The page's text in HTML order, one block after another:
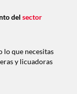
del sector
lo que necesitas
y licuadoras